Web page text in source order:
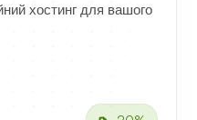
хостинг для вашого